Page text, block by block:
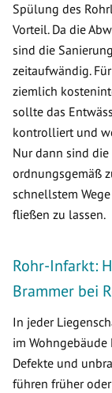
Spülung des
Vorteil. Da die
sind die
zeitaufwändig.
ziemlich
sollte das
kontrolliert und
Nur dann sind
ordnungsgemäß
schnellstem
fließen zu lassen.
Rohr-Infarkt:
Brammer bei
In jeder
im
Defekte und
führen früher